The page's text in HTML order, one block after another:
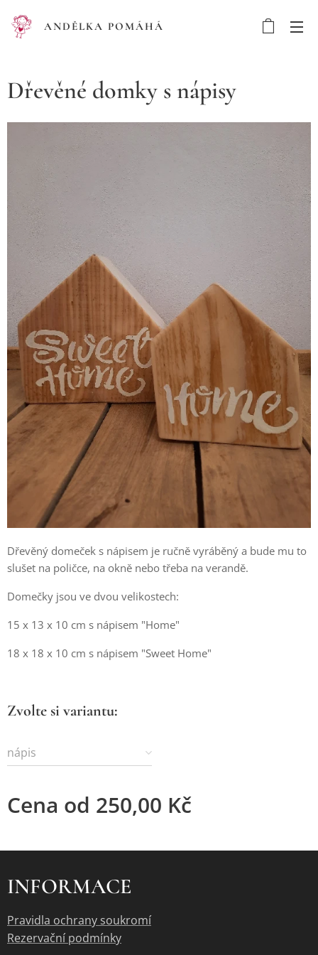
ANDĚLKA POMÁHÁ
Dřevěné domky s nápisy
Dřevěný domeček s nápisem je ručně vyráběný a bude mu to
slušet na poličce, na okně nebo třeba na verandě.
Domečky jsou ve dvou velikostech:
15 x 13 x 10 cm s nápisem "Home"
18 x 18 x 10 cm s nápisem "Sweet Home"
Zvolte si variantu:
nápis
Cena od 250,00 Kč
INFORMACE
Pravidla ochrany soukromí
Rezervační podmínky